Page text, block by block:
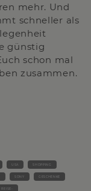
mehr. Und
schneller als
günstig
schon mal
zusammen.
USA SHOPPING
SONY GESCHENKE